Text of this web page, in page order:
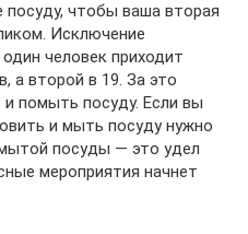
чтобы ваша вторая
Исключение
человек приходит
а второй в 19. За это
помыть посуду. Если вы
и мыть посуду нужно
посуды — это удел
мероприятия начнет